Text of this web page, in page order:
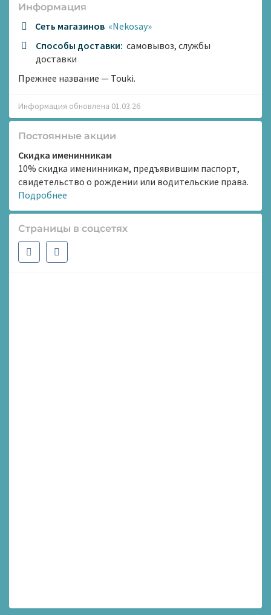
Информация
Сеть магазинов «Nekosay»
Способы доставки: самовывоз, службы
доставки
Прежнее название — Touki.
Информация обновлена 01.03.26
Постоянные акции
Скидка именинникам
10% скидка именинникам, предъявившим паспорт,
свидетельство о рождении или водительские права.
Подробнее
Страницы в соцсетях